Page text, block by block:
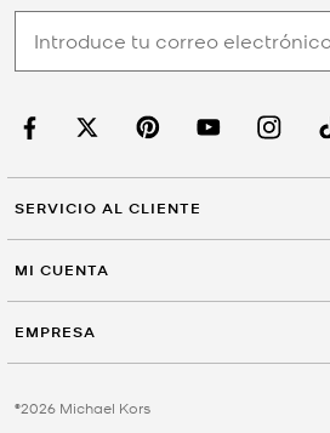
SERVICIO AL CLIENTE
MI CUENTA
EMPRESA
©2026 Michael Kors